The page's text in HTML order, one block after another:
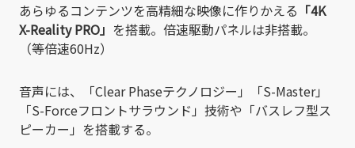
あらゆるコンテンツを高精細な映像に作りかえる 「4K
X-Reality PRO」 を搭載。倍速駆動パネルは非搭載。
（等倍速60Hz）
音声には、「Clear Phaseテクノロジー」「S-Master」
「S-Forceフロントサラウンド」技術や「バスレフ型ス
ピーカー」を搭載する。